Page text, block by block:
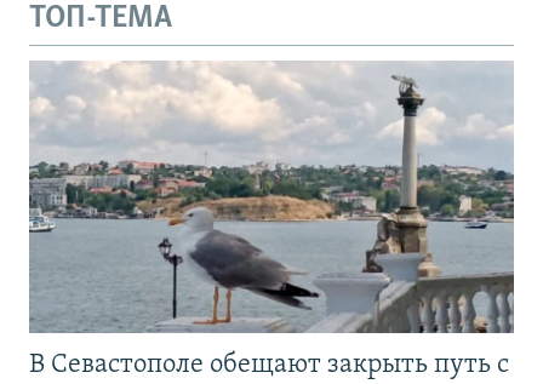
ТОП-ТЕМА
В Севастополе обещают закрыть путь с